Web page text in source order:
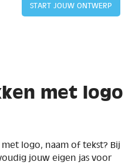
START JOUW ONTWERP
met logo
logo, naam of tekst? Bij
jouw eigen jas voor